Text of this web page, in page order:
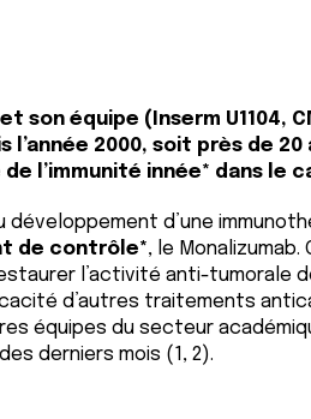
son équipe (Inserm U1104,
2000, soit près de 20
l’immunité innée* dans le
développement d’une
de contrôle*, le
l’activité anti-tumorale
d’autres traitements
équipes du secteur
derniers mois (1, 2).